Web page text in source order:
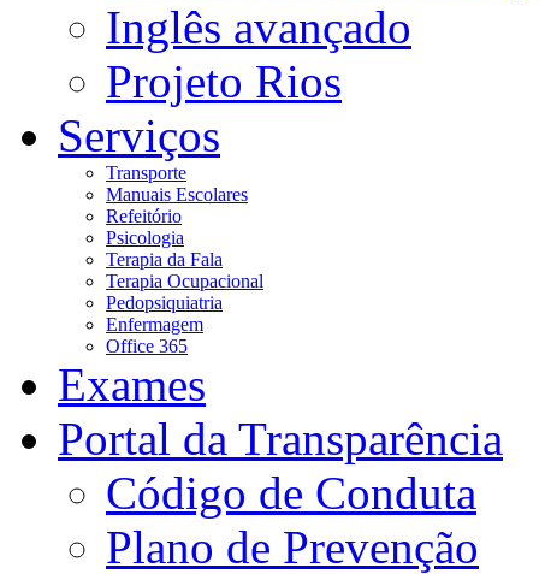
Inglês avançado
Projeto Rios
Serviços
Transporte
Manuais Escolares
Refeitório
Psicologia
Terapia da Fala
Terapia Ocupacional
Pedopsiquiatria
Enfermagem
Office 365
Exames
Portal da Transparência
Código de Conduta
Plano de Prevenção